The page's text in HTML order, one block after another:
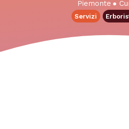
Piemonte ●
Servizi